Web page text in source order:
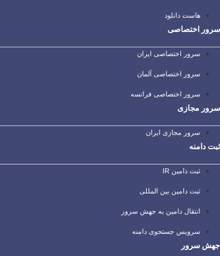
هاست دانلود
سرور اختصاصی
سرور اختصاصی ایران
سرور اختصاصی آلمان
سرور اختصاصی فرانسه
سرور مجازی
سرور مجازی ایران
ثبت دامنه
ثبت دامین IR
ثبت دامین بین المللی
انتقال دامین به جهش سرور
سرویس جستجوی دامنه
جهش سرور